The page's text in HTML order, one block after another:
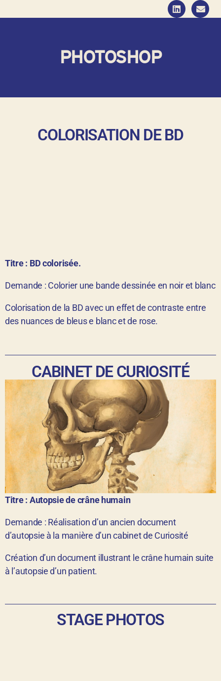
PHOTOSHOP
COLORISATION DE BD
Titre : BD colorisée.
Demande : Colorier une bande dessinée en noir et blanc
Colorisation de la BD avec un effet de contraste entre
des nuances de bleus e blanc et de rose.
CABINET DE CURIOSITÉ
Titre : Autopsie de crâne humain
Demande : Réalisation d’un ancien document
d’autopsie à la manière d’un cabinet de Curiosité
Création d’un document illustrant le crâne humain suite
à l’autopsie d’un patient.
STAGE PHOTOS